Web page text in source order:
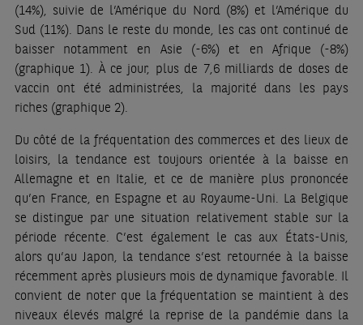
(14%), suivie de l’Amérique du Nord (8%) et l’Amérique du
Sud (11%). Dans le reste du monde, les cas ont continué de
baisser notamment en Asie (-6%) et en Afrique (-8%)
(graphique 1). À ce jour, plus de 7,6 milliards de doses de
vaccin ont été administrées, la majorité dans les pays
riches (graphique 2).
Du côté de la fréquentation des commerces et des lieux de
loisirs, la tendance est toujours orientée à la baisse en
Allemagne et en Italie, et ce de manière plus prononcée
qu’en France, en Espagne et au Royaume-Uni. La Belgique
se distingue par une situation relativement stable sur la
période récente. C’est également le cas aux États-Unis,
alors qu’au Japon, la tendance s’est retournée à la baisse
récemment après plusieurs mois de dynamique favorable. Il
convient de noter que la fréquentation se maintient à des
niveaux élevés malgré la reprise de la pandémie dans la